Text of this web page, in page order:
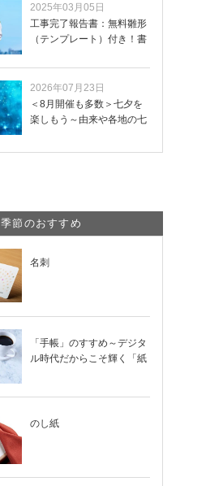
2025年03月05日
工事完了報告書：無料雛形
（テンプレート）付き！書
2026年07月23日
＜8月開催も多数＞七夕を
楽しもう～由来や各地の七
季節のおすすめ
名刺
「手帳」のすすめ～デジタ
ル時代だからこそ輝く「紙
のし紙